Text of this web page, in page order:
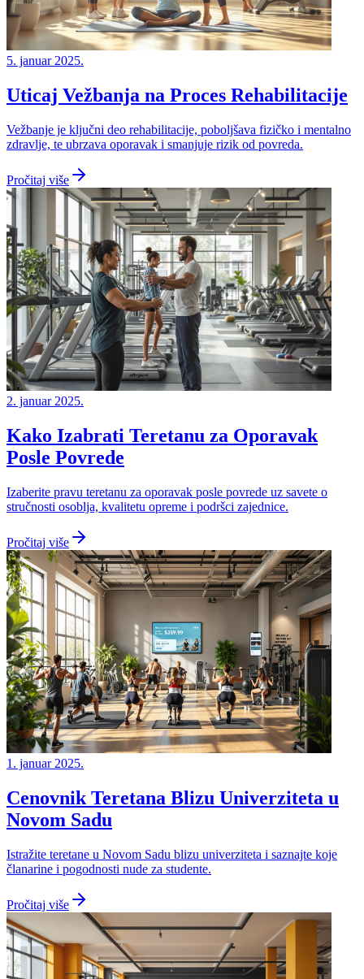
5. januar 2025.
Uticaj Vežbanja na Proces Rehabilitacije
Vežbanje je ključni deo rehabilitacije, poboljšava fizičko i mentalno
zdravlje, te ubrzava oporavak i smanjuje rizik od povreda.
Pročitaj više
2. januar 2025.
Kako Izabrati Teretanu za Oporavak
Posle Povrede
Izaberite pravu teretanu za oporavak posle povrede uz savete o
stručnosti osoblja, kvalitetu opreme i podršci zajednice.
Pročitaj više
1. januar 2025.
Cenovnik Teretana Blizu Univerziteta u
Novom Sadu
Istražite teretane u Novom Sadu blizu univerziteta i saznajte koje
članarine i pogodnosti nude za studente.
Pročitaj više